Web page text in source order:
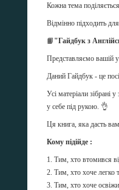
Кожна тема
Відмінно підходить
📙 "Гайдбук з
Представляємо вашій
Даний Гайдбук - це
Усі матеріали зібрані
у себе під рукою. 👌
Ця книга, яка дасть
Кому підійде :
1. Тим, хто втомився
2. Тим, хто хоче легко
3. Тим, хто хоче